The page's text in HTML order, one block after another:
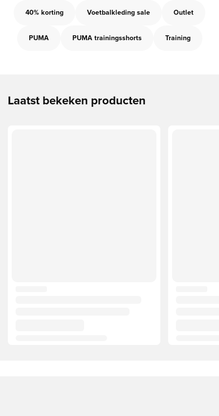
40% korting Voetbalkleding sale Outlet
PUMA PUMA trainingsshorts Training
Laatst bekeken producten